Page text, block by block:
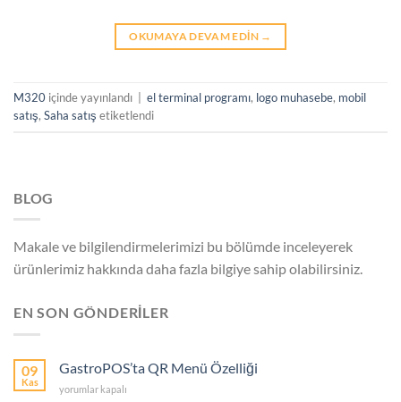
OKUMAYA DEVAM EDIN →
M320 içinde yayınlandı el terminal programı, logo muhasebe, mobil
satış, Saha satış etiketlendi
BLOG
Makale ve bilgilendirmelerimizi bu bölümde inceleyerek
ürünlerimiz hakkında daha fazla bilgiye sahip olabilirsiniz.
EN SON GÖNDERİLER
09
Kas
GastroPOS’ta QR Menü Özelliği
GastroPOS’ta
yorumlar kapalı